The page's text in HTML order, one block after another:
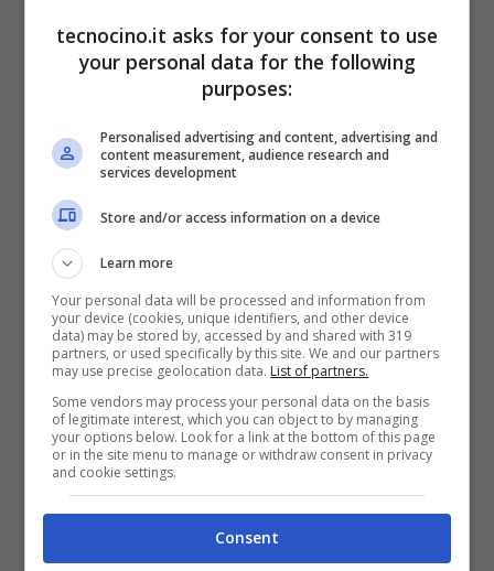
La soluzione migliore per dribblare
temporaneamente il problema (nell’attesa
che Apple corra ai ripari) è quello di
disattivare i Suggerimenti di Safari. Per
poterlo fare su iPhone e iPad basta seguire
procedimento: cliccare su
Safari – Suggerimenti di Safari
(quest’ultimova disattivato).
tecnocino.it asks for your consent to use
your personal data for the following
purposes:
Personalised advertising and content, advertising and
content measurement, audience research and
services development
Store and/or access information on a device
Learn more
Your personal data will be processed and information from
your device (cookies, unique identifiers, and other device
data) may be stored by, accessed by and shared with 319
partners, or used specifically by this site. We and our partners
may use precise geolocation data. List of partners.
Some vendors may process your personal data on the basis
of legitimate interest, which you can object to by managing
your options below. Look for a link at the bottom of this page
or in the site menu to manage or withdraw consent in privacy
and cookie settings.
Consent